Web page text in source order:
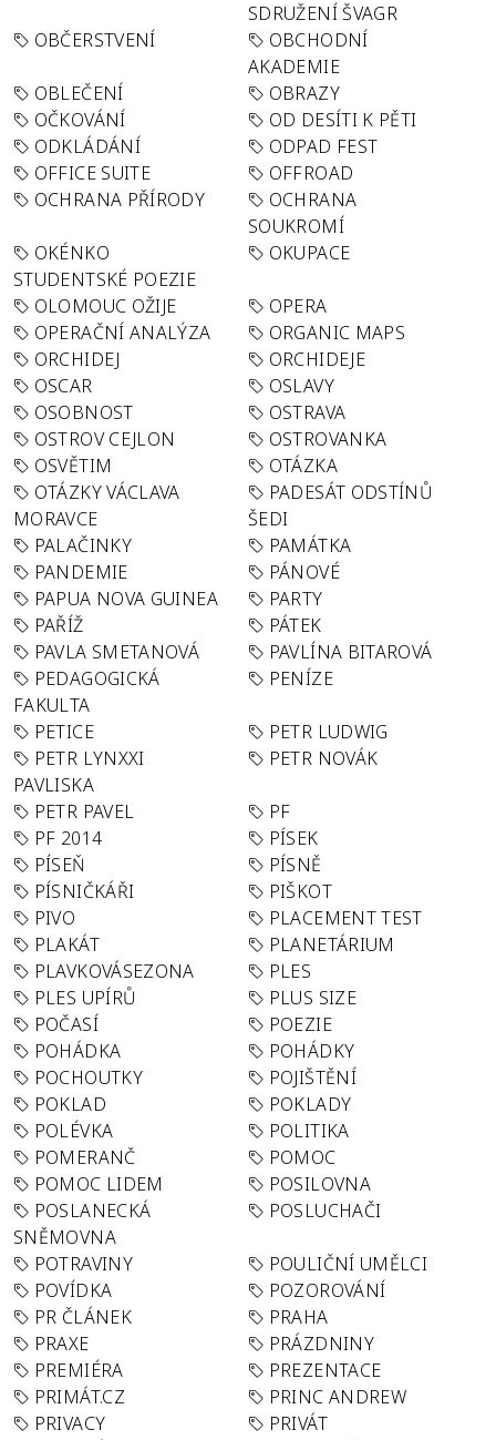
SDRUŽENÍ ŠVAGR
OBČERSTVENÍ
OBCHODNÍ
AKADEMIE
OBLEČENÍ
OBRAZY
OČKOVÁNÍ
OD DESÍTI K PĚTI
ODKLÁDÁNÍ
ODPAD FEST
OFFICE SUITE
OFFROAD
OCHRANA PŘÍRODY
OCHRANA
SOUKROMÍ
OKÉNKO
STUDENTSKÉ POEZIE
OKUPACE
OLOMOUC OŽIJE
OPERA
OPERAČNÍ ANALÝZA
ORGANIC MAPS
ORCHIDEJ
ORCHIDEJE
OSCAR
OSLAVY
OSOBNOST
OSTRAVA
OSTROV CEJLON
OSTROVANKA
OSVĚTIM
OTÁZKA
OTÁZKY VÁCLAVA
MORAVCE
PADESÁT ODSTÍNŮ
ŠEDI
PALAČINKY
PAMÁTKA
PANDEMIE
PÁNOVÉ
PAPUA NOVA GUINEA
PARTY
PAŘÍŽ
PÁTEK
PAVLA SMETANOVÁ
PAVLÍNA BITAROVÁ
PEDAGOGICKÁ
FAKULTA
PENÍZE
PETICE
PETR LUDWIG
PETR LYNXXI
PAVLISKA
PETR NOVÁK
PETR PAVEL
PF
PF 2014
PÍSEK
PÍSEŇ
PÍSNĚ
PÍSNIČKÁŘI
PIŠKOT
PIVO
PLACEMENT TEST
PLAKÁT
PLANETÁRIUM
PLAVKOVÁSEZONA
PLES
PLES UPÍRŮ
PLUS SIZE
POČASÍ
POEZIE
POHÁDKA
POHÁDKY
POCHOUTKY
POJIŠTĚNÍ
POKLAD
POKLADY
POLÉVKA
POLITIKA
POMERANČ
POMOC
POMOC LIDEM
POSILOVNA
POSLANECKÁ
SNĚMOVNA
POSLUCHAČI
POTRAVINY
POULIČNÍ UMĚLCI
POVÍDKA
POZOROVÁNÍ
PR ČLÁNEK
PRAHA
PRAXE
PRÁZDNINY
PREMIÉRA
PREZENTACE
PRIMÁT.CZ
PRINC ANDREW
PRIVACY
PRIVÁT